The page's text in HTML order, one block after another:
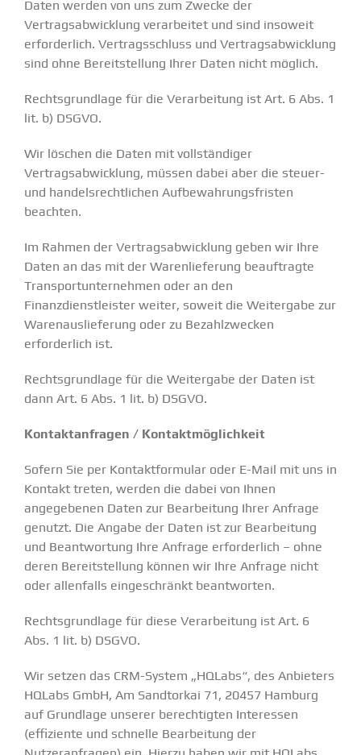
Daten werden von uns zum Zwecke der
Vertragsabwicklung verarbeitet und sind insoweit
erforderlich. Vertragsschluss und Vertragsabwicklung
sind ohne Bereitstellung Ihrer Daten nicht möglich.
Rechtsgrundlage für die Verarbeitung ist Art. 6 Abs. 1
lit. b) DSGVO.
Wir löschen die Daten mit vollständiger
Vertragsabwicklung, müssen dabei aber die steuer-
und handelsrechtlichen Aufbewahrungsfristen
beachten.
Im Rahmen der Vertragsabwicklung geben wir Ihre
Daten an das mit der Warenlieferung beauftragte
Transportunternehmen oder an den
Finanzdienstleister weiter, soweit die Weitergabe zur
Warenauslieferung oder zu Bezahlzwecken
erforderlich ist.
Rechtsgrundlage für die Weitergabe der Daten ist
dann Art. 6 Abs. 1 lit. b) DSGVO.
Kontaktanfragen / Kontaktmöglichkeit
Sofern Sie per Kontaktformular oder E-Mail mit uns in
Kontakt treten, werden die dabei von Ihnen
angegebenen Daten zur Bearbeitung Ihrer Anfrage
genutzt. Die Angabe der Daten ist zur Bearbeitung
und Beantwortung Ihre Anfrage erforderlich – ohne
deren Bereitstellung können wir Ihre Anfrage nicht
oder allenfalls eingeschränkt beantworten.
Rechtsgrundlage für diese Verarbeitung ist Art. 6
Abs. 1 lit. b) DSGVO.
Wir setzen das CRM-System „HQLabs“, des Anbieters
HQLabs GmbH, Am Sandtorkai 71, 20457 Hamburg
auf Grundlage unserer berechtigten Interessen
(effiziente und schnelle Bearbeitung der